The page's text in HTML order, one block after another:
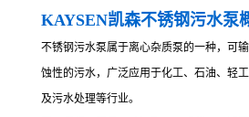
KAYSEN凯森不锈钢污水泵
不锈钢污水泵属于离心杂质泵的一种，可
蚀性的污水，广泛应用于化工、石油、轻
及污水处理等行业。